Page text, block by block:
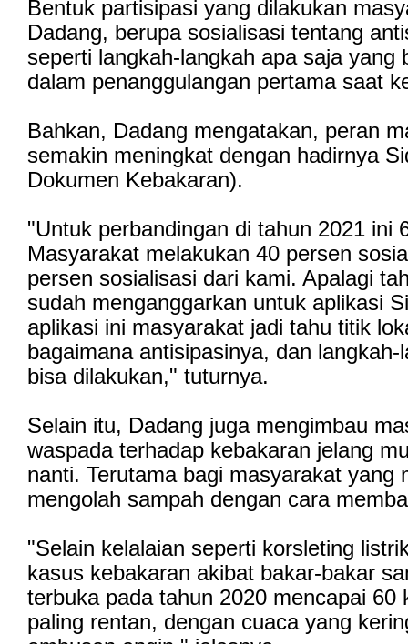
Bentuk partisipasi yang dilakukan
Dadang, berupa sosialisasi tentang
seperti langkah-langkah apa saja yang
dalam penanggulangan pertama saat
Bahkan, Dadang mengatakan, peran
semakin meningkat dengan hadirnya
Dokumen Kebakaran).
"Untuk perbandingan di tahun 2021 ini
Masyarakat melakukan 40 persen
persen sosialisasi dari kami. Apalagi
sudah menganggarkan untuk aplikasi
aplikasi ini masyarakat jadi tahu titik
bagaimana antisipasinya, dan
bisa dilakukan," tuturnya.
Selain itu, Dadang juga mengimbau
waspada terhadap kebakaran jelang
nanti. Terutama bagi masyarakat yang
mengolah sampah dengan cara
"Selain kelalaian seperti korsleting
kasus kebakaran akibat bakar-bakar
terbuka pada tahun 2020 mencapai 60
paling rentan, dengan cuaca yang